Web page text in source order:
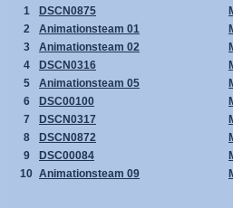
1
DSCN0875
2
Animationsteam 01
3
Animationsteam 02
4
DSCN0316
5
Animationsteam 05
6
DSC00100
7
DSCN0317
8
DSCN0872
9
DSC00084
10 Animationsteam 09